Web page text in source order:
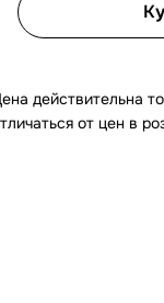
действительна
от цен в